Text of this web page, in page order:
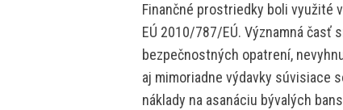
Finančné prostriedky boli využité
EÚ 2010/787/EÚ. Významná časť
bezpečnostných opatrení,
aj mimoriadne výdavky súvisiace
náklady na asanáciu bývalých